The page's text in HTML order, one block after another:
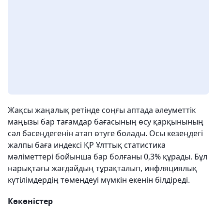
Жақсы жаңалық ретінде соңғы аптада әлеуметтік
маңызы бар тағамдар бағасының өсу қарқынының
сәл бәсеңдегенін атап өтуге болады. Осы кезеңдегі
жалпы баға индексі ҚР Ұлттық статистика
мәліметтері бойынша бар болғаны 0,3% құрады. Бұл
нарықтағы жағдайдың тұрақталып, инфляциялық
күтілімдердің төмендеуі мүмкін екенін білдіреді.
Көкөністер